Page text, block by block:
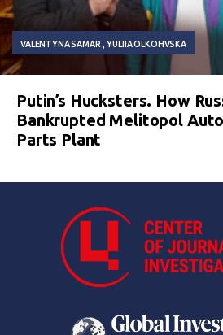
VALENTYNA SAMAR YULIIA OLKOHVSKA
Putin’s Hucksters. How
Bankrupted Melitopol
Parts Plant